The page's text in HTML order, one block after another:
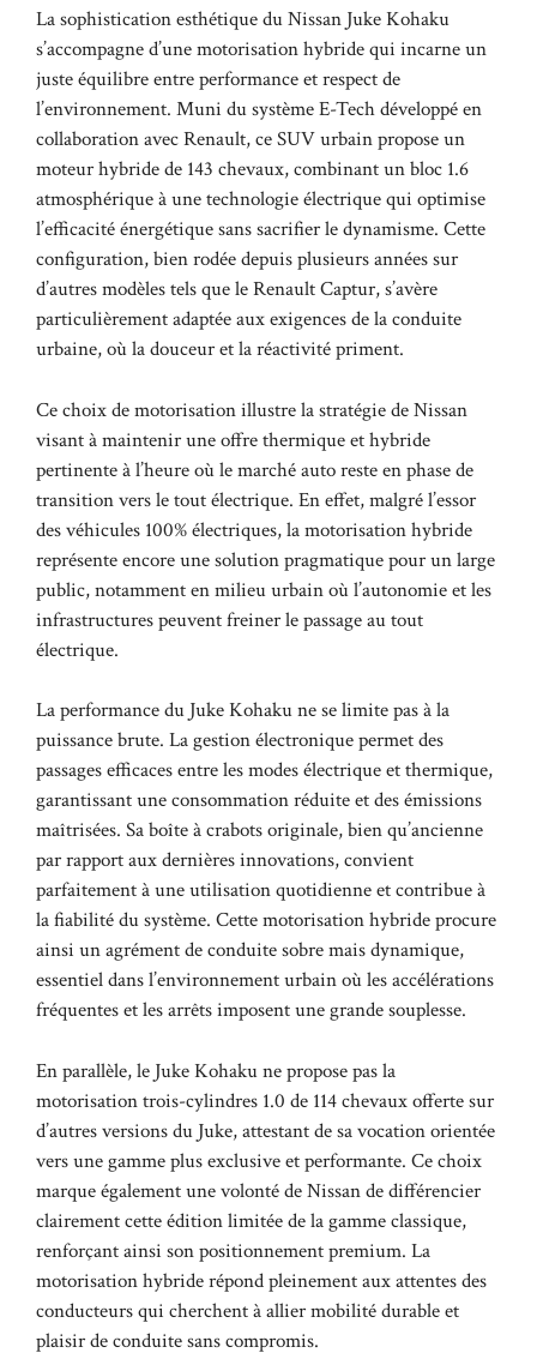
La sophistication esthétique du Nissan Juke Kohaku
s’accompagne d’une motorisation hybride qui incarne un
juste équilibre entre performance et respect de
l’environnement. Muni du système E-Tech développé en
collaboration avec Renault, ce SUV urbain propose un
moteur hybride de 143 chevaux, combinant un bloc 1.6
atmosphérique à une technologie électrique qui optimise
l’efficacité énergétique sans sacrifier le dynamisme. Cette
configuration, bien rodée depuis plusieurs années sur
d’autres modèles tels que le Renault Captur, s’avère
particulièrement adaptée aux exigences de la conduite
urbaine, où la douceur et la réactivité priment.
Ce choix de motorisation illustre la stratégie de Nissan
visant à maintenir une offre thermique et hybride
pertinente à l’heure où le marché auto reste en phase de
transition vers le tout électrique. En effet, malgré l’essor
des véhicules 100% électriques, la motorisation hybride
représente encore une solution pragmatique pour un large
public, notamment en milieu urbain où l’autonomie et les
infrastructures peuvent freiner le passage au tout
électrique.
La performance du Juke Kohaku ne se limite pas à la
puissance brute. La gestion électronique permet des
passages efficaces entre les modes électrique et thermique,
garantissant une consommation réduite et des émissions
maîtrisées. Sa boîte à crabots originale, bien qu’ancienne
par rapport aux dernières innovations, convient
parfaitement à une utilisation quotidienne et contribue à
la fiabilité du système. Cette motorisation hybride procure
ainsi un agrément de conduite sobre mais dynamique,
essentiel dans l’environnement urbain où les accélérations
fréquentes et les arrêts imposent une grande souplesse.
En parallèle, le Juke Kohaku ne propose pas la
motorisation trois-cylindres 1.0 de 114 chevaux offerte sur
d’autres versions du Juke, attestant de sa vocation orientée
vers une gamme plus exclusive et performante. Ce choix
marque également une volonté de Nissan de différencier
clairement cette édition limitée de la gamme classique,
renforçant ainsi son positionnement premium. La
motorisation hybride répond pleinement aux attentes des
conducteurs qui cherchent à allier mobilité durable et
plaisir de conduite sans compromis.